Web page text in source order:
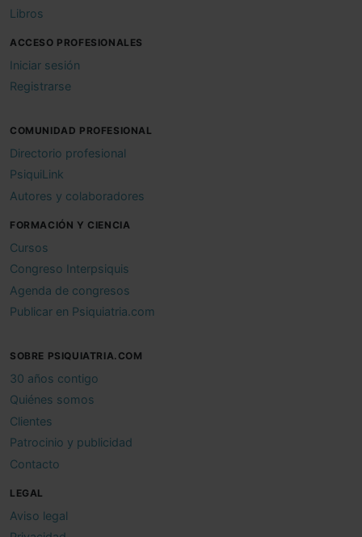
Libros
ACCESO PROFESIONALES
Iniciar sesión
Registrarse
COMUNIDAD PROFESIONAL
Directorio profesional
PsiquiLink
Autores y colaboradores
FORMACIÓN Y CIENCIA
Cursos
Congreso Interpsiquis
Agenda de congresos
Publicar en Psiquiatria.com
SOBRE PSIQUIATRIA.COM
30 años contigo
Quiénes somos
Clientes
Patrocinio y publicidad
Contacto
LEGAL
Aviso legal